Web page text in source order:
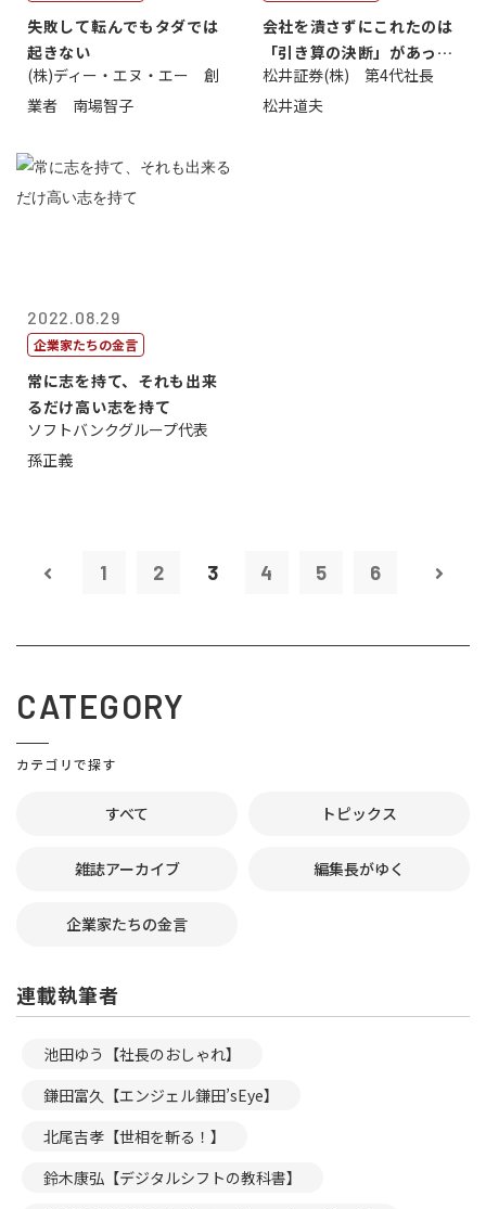
失敗して転んでもタダでは
起きない
(株)ディー・エヌ・エー 創
業者 南場智子
会社を潰さずにこれたのは
「引き算の決断」があった
から
松井証券(株) 第4代社長
松井道夫
2022.08.29
企業家たちの金言
常に志を持て、それも出来
るだけ高い志を持て
ソフトバンクグループ代表
孫正義
1 2 3 4 5 6
CATEGORY
カテゴリで探す
すべて トピックス
雑誌アーカイブ 編集長がゆく
企業家たちの金言
連載執筆者
池田ゆう【社長のおしゃれ】
鎌田富久【エンジェル鎌田’sEye】
北尾吉孝【世相を斬る！】
鈴木康弘【デジタルシフトの教科書】